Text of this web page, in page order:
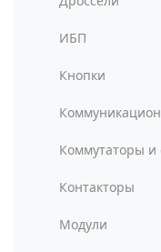
ИБП
Кнопки
Коммутаторы и
Контакторы
Модули